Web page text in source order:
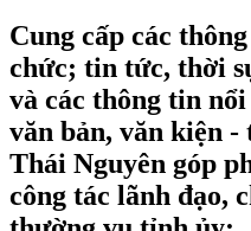
Cung cấp các
chức; tin tức, thời
và các thông tin
văn bản, văn kiện
Thái Nguyên góp
công tác lãnh đạo,